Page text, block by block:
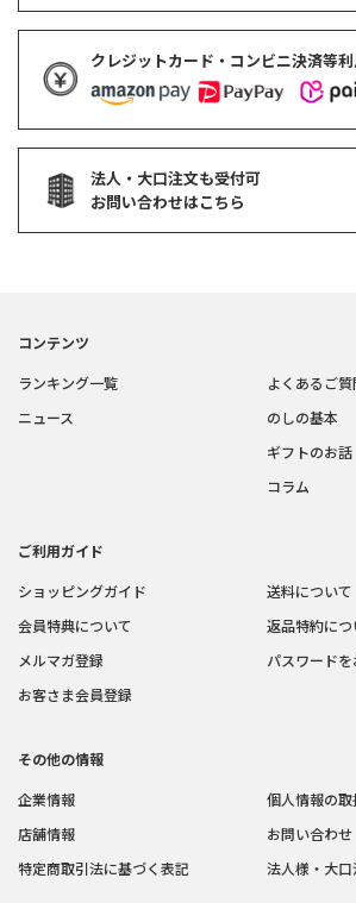
クレジットカード・コンビニ決済等
法人・大口注文も受付可
お問い合わせはこちら
コンテンツ
ランキング一覧
ニュース
よくあるご質
のしの基本
ギフトのお話
コラム
ご利用ガイド
ショッピングガイド
会員特典について
メルマガ登録
お客さま会員登録
送料について
返品特約につ
パスワード
その他の情報
企業情報
店舗情報
特定商取引法に基づく表記
個人情報の取
お問い合わせ
法人様・大